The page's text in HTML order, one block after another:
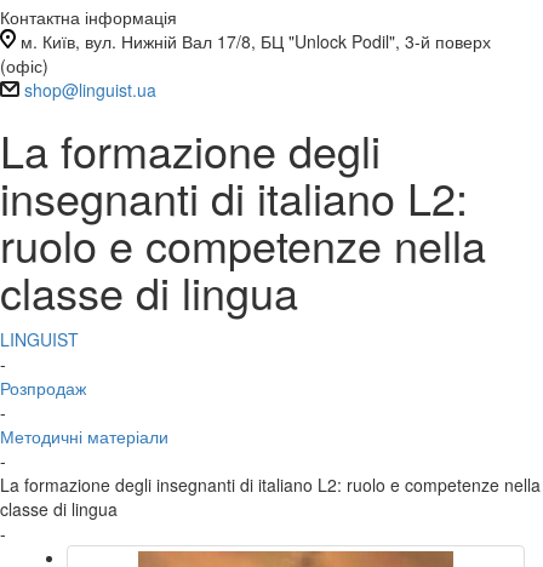
Контактна інформація
м. Київ, вул. Нижній Вал 17/8, БЦ "Unlock Podil", 3-й поверх
(офіс)
shop@linguist.ua
La formazione degli
insegnanti di italiano L2:
ruolo e competenze nella
classe di lingua
LINGUIST
-
Розпродаж
-
Методичні матеріали
-
La formazione degli insegnanti di italiano L2: ruolo e competenze nella
classe di lingua
-